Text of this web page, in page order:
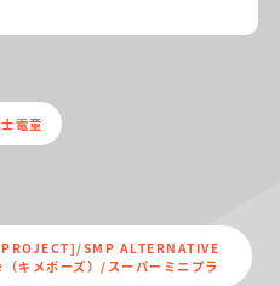
電童
SMP ALTERNATIVE
メポーズ）/スーパーミニプラ